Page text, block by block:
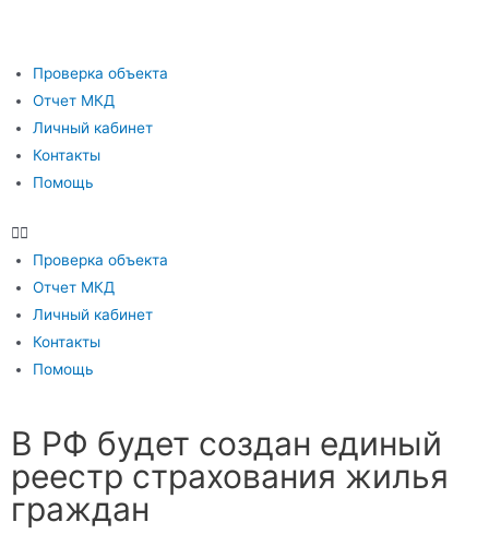
Проверка объекта
Отчет МКД
Личный кабинет
Контакты
Помощь
Проверка объекта
Отчет МКД
Личный кабинет
Контакты
Помощь
В РФ будет создан единый
реестр страхования жилья
граждан